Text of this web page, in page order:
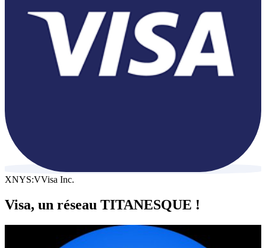
XNYS:VVisa Inc.
Visa, un réseau TITANESQUE !